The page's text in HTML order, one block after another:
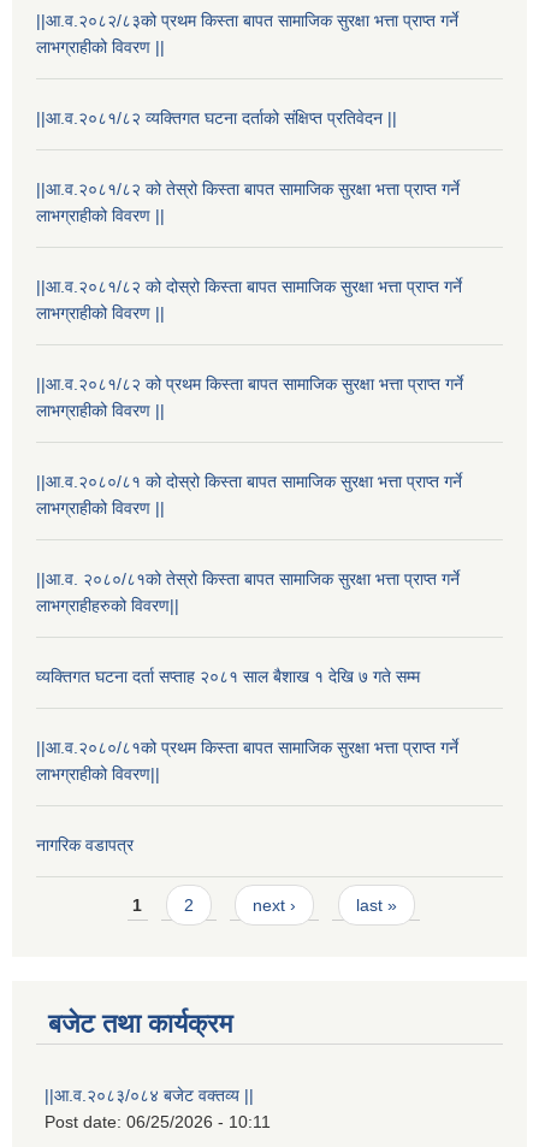
||आ.व.२०८२/८३को प्रथम किस्ता बापत सामाजिक सुरक्षा भत्ता प्राप्त गर्ने
लाभग्राहीको विवरण ||
||आ.व.२०८१/८२ व्यक्तिगत घटना दर्ताको संक्षिप्त प्रतिवेदन ||
||आ.व.२०८१/८२ को तेस्रो किस्ता बापत सामाजिक सुरक्षा भत्ता प्राप्त गर्ने
लाभग्राहीको विवरण ||
||आ.व.२०८१/८२ को दोस्रो किस्ता बापत सामाजिक सुरक्षा भत्ता प्राप्त गर्ने
लाभग्राहीको विवरण ||
||आ.व.२०८१/८२ को प्रथम किस्ता बापत सामाजिक सुरक्षा भत्ता प्राप्त गर्ने
लाभग्राहीको विवरण ||
||आ.व.२०८०/८१ को दोस्रो किस्ता बापत सामाजिक सुरक्षा भत्ता प्राप्त गर्ने
लाभग्राहीको विवरण ||
||आ.व. २०८०/८१को तेस्रो किस्ता बापत सामाजिक सुरक्षा भत्ता प्राप्त गर्ने
लाभग्राहीहरुको विवरण||
व्यक्तिगत घटना दर्ता सप्ताह २०८१ साल बैशाख १ देखि ७ गते सम्म
||आ.व.२०८०/८१को प्रथम किस्ता बापत सामाजिक सुरक्षा भत्ता प्राप्त गर्ने
लाभग्राहीको विवरण||
नागरिक वडापत्र
Pages1 2 next › last »
बजेट तथा कार्यक्रम
||आ.व.२०८३/०८४ बजेट वक्तव्य ||
Post date: 06/25/2026 - 10:11